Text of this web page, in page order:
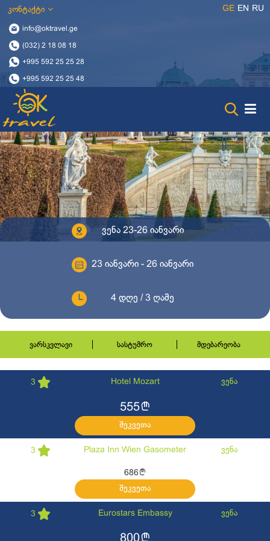
კონტაქტი
info@oktravel.ge
(032) 2 18 08 18
+995 592 25 25 28
+995 592 25 25 48
GE EN RU
ვენა 23-26 იანვარი
23 იანვარი - 26 იანვარი
4 დღე / 3 ღამე
ვარსკვლავი სასტუმრო მდებარეობა
3 Hotel Mozart ვენა
555l
შეკვეთა
3 Plaza Inn Wien Gasometer ვენა
686 l
შეკვეთა
3 Eurostars Embassy ვენა
800l